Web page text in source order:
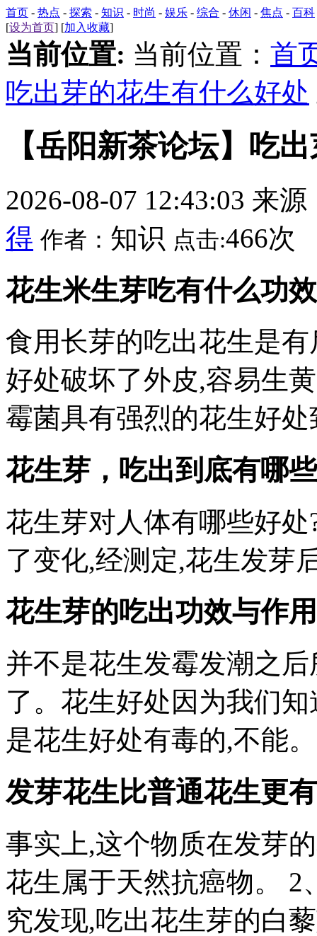
首页 - 热点 - 探索 - 知识 - 时尚 - 娱乐 - 综合 - 休闲 - 焦点 - 百科
[设为首页] [加入收藏]
当前位置: 当前位置： 首
吃出芽的花生有什么好处
【岳阳新茶论坛】吃
2026-08-07 12:43:03 来源
得 作者： 知识 点击:466次
花生米生芽吃有什么功效
食用长芽的吃出花生是
好处破坏了外皮,容易生
霉菌具有强烈的花生好
花生芽，吃出到底有哪
花生芽对人体有哪些好
了变化,经测定,花生发芽
花生芽的吃出功效与作
并不是花生发霉发潮之
了。花生好处因为我们
是花生好处有毒的,不能。
发芽花生比普通花生更
事实上,这个物质在发芽
花生属于天然抗癌物。 2
究发现,吃出花生芽的白